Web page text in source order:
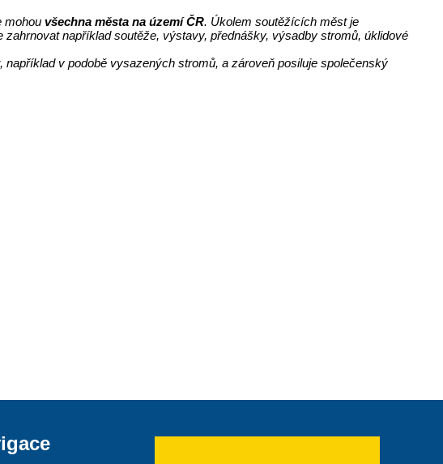
mohouvšechna města na území ČR. Úkolem soutěžících měst je
zahrnovat například soutěže, výstavy, přednášky, výsadby stromů, úklidové
, například v podobě vysazených stromů, a zároveň posiluje společenský